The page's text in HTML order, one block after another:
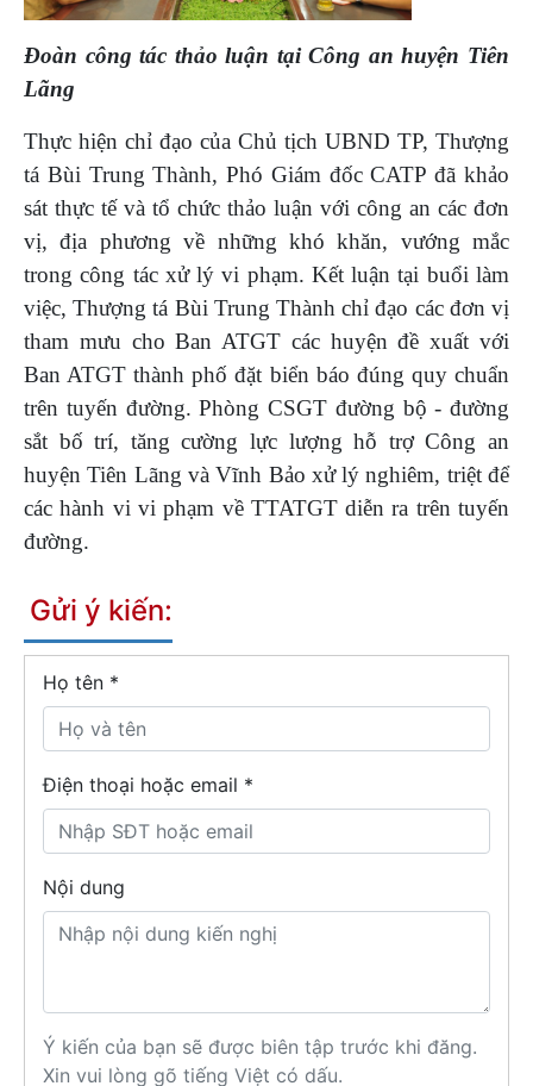
Đoàn công tác thảo luận tại Công an huyện Tiên
Lãng
Thực hiện chỉ đạo của Chủ tịch UBND TP, Thượng
tá Bùi Trung Thành, Phó Giám đốcCATP đã khảo
sát thực tế và tổ chức thảo luận với công an các đơn
vị, địa phương về những khó khăn, vướng mắc
trong công tác xử lý vi phạm. Kết luận tại buổi làm
việc, Thượng tá Bùi Trung Thành chỉ đạo các đơn vị
tham mưu cho Ban ATGT các huyện đề xuất với
Ban ATGT thành phố đặt biển báo đúng quy chuẩn
trên tuyến đường. Phòng CSGT đường bộ - đường
sắt bố trí, tăng cường lực lượng hỗ trợ Công an
huyện Tiên Lãng và Vĩnh Bảo xử lý nghiêm, triệt để
các hành vi vi phạm về TTATGT diễn ra trên tuyến
đường.
Gửi ý kiến:
Họ tên *
Điện thoại hoặc email *
Nội dung
Ý kiến của bạn sẽ được biên tập trước khi đăng.
Xin vui lòng gõ tiếng Việt có dấu.